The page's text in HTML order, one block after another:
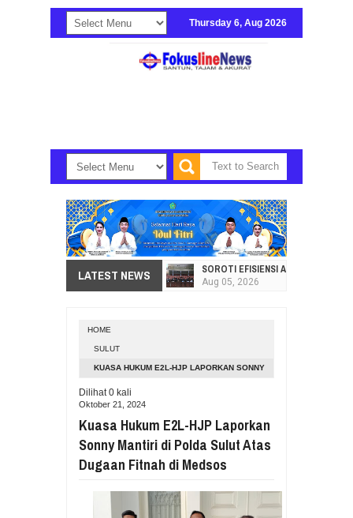
Thursday 6, Aug 2026
LATEST NEWS SOROTI EFISIENSI APBD, DPRD
Aug 05, 2026
GUBERNUR YULIUS BAWAKAN
Aug 05, 2026
RESES DI SMK NEGERI 1
Aug 04,
GERAK CEPAT PEMPROV SULUT
Aug 04, 2026
HOME
SULUT
KUASA HUKUM E2L-HJP LAPORKAN SONNY
FITNAH DI MEDSOS
Dilihat0 kali
Oktober 21, 2024
Kuasa Hukum E2L-HJP Laporkan
Sonny Mantiri di Polda Sulut Atas
Dugaan Fitnah di Medsos